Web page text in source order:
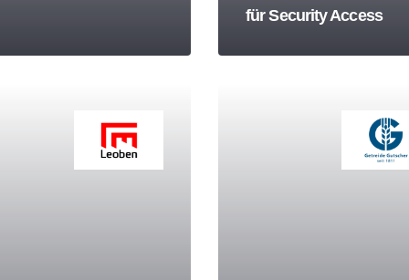
für Security Access